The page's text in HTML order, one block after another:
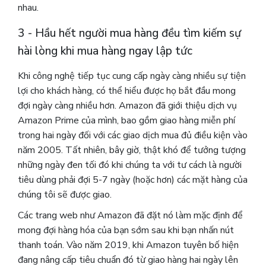
nhau.
3 - Hầu hết người mua hàng đều tìm kiếm sự
hài lòng khi mua hàng ngay lập tức
Khi công nghệ tiếp tục cung cấp ngày càng nhiều sự tiện
lợi cho khách hàng, có thể hiểu được họ bắt đầu mong
đợi ngày càng nhiều hơn. Amazon đã giới thiệu dịch vụ
Amazon Prime của mình, bao gồm giao hàng miễn phí
trong hai ngày đối với các giao dịch mua đủ điều kiện vào
năm 2005. Tất nhiên, bây giờ, thật khó để tưởng tượng
những ngày đen tối đó khi chúng ta với tư cách là người
tiêu dùng phải đợi 5-7 ngày (hoặc hơn) các mặt hàng của
chúng tôi sẽ được giao.
Các trang web như Amazon đã đặt nó làm mặc định để
mong đợi hàng hóa của bạn sớm sau khi bạn nhấn nút
thanh toán. Vào năm 2019, khi Amazon tuyên bố hiện
đang nâng cấp tiêu chuẩn đó từ giao hàng hai ngày lên